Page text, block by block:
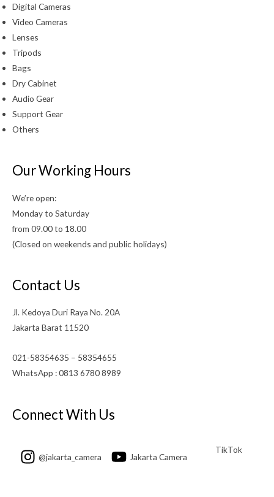
Digital Cameras
Video Cameras
Lenses
Tripods
Bags
Dry Cabinet
Audio Gear
Support Gear
Others
Our Working Hours
We’re open:
Monday to Saturday
from 09.00 to 18.00
(Closed on weekends and public holidays)
Contact Us
Jl. Kedoya Duri Raya No. 20A
Jakarta Barat 11520
021-58354635 – 58354655
WhatsApp : 0813 6780 8989
Connect With Us
@jakarta_camera Jakarta Camera
TikTok